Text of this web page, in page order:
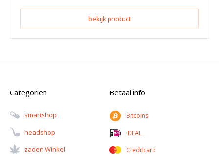
bekijk product
Categorien
Smartshop
Headshop
Zaden Winkel
Betaal info
Bitcoins
iDEAL
Creditcard